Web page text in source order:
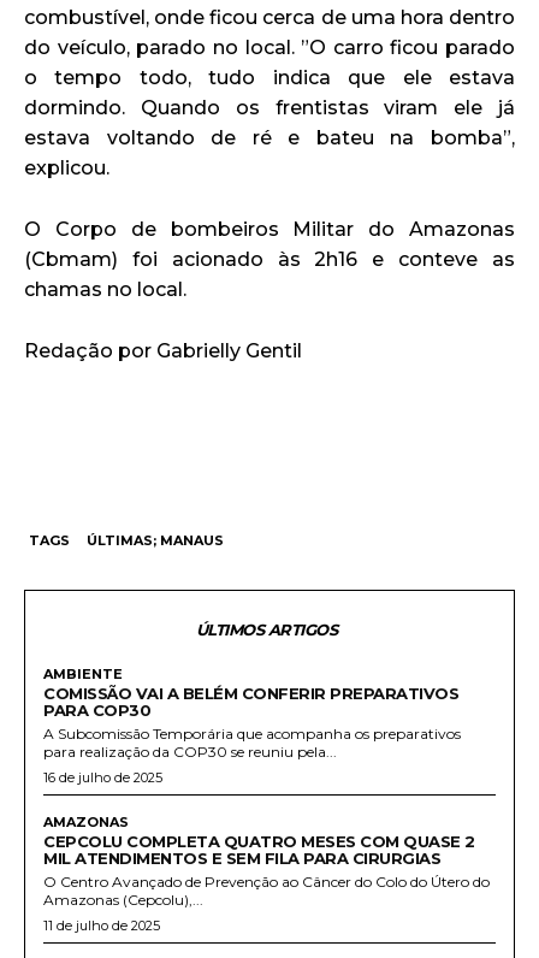
combustível, onde ficou cerca de uma hora dentro
do veículo, parado no local. ”O carro ficou parado
o tempo todo, tudo indica que ele estava
dormindo. Quando os frentistas viram ele já
estava voltando de ré e bateu na bomba”,
explicou.
O Corpo de bombeiros Militar do Amazonas
(Cbmam) foi acionado às 2h16 e conteve as
chamas no local.
Redação por Gabrielly Gentil
TAGS ÚLTIMAS; MANAUS
ÚLTIMOS ARTIGOS
AMBIENTE
COMISSÃO VAI A BELÉM CONFERIR PREPARATIVOS
PARA COP30
A Subcomissão Temporária que acompanha os preparativos
para realização da COP30 se reuniu pela...
16 de julho de 2025
AMAZONAS
CEPCOLU COMPLETA QUATRO MESES COM QUASE 2
MIL ATENDIMENTOS E SEM FILA PARA CIRURGIAS
O Centro Avançado de Prevenção ao Câncer do Colo do Útero do
Amazonas (Cepcolu),...
11 de julho de 2025